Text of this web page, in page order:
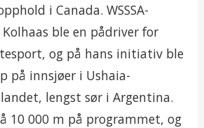
i Canada. WSSSA-
ble en pådriver for
og på hans initiativ ble
på innsjøer i Ushaia-
lengst sør i Argentina.
10 000 m på programmet, og